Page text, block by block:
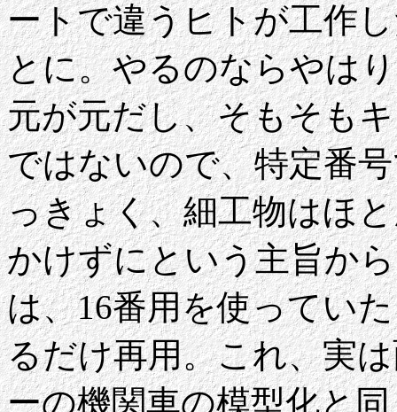
ートで違うヒトが工作
とに。やるのならやは
元が元だし、そもそも
ではないので、特定番
っきょく、細工物はほ
かけずにという主旨か
は、16番用を使ってい
るだけ再用。これ、実
ーの機関車の模型化と